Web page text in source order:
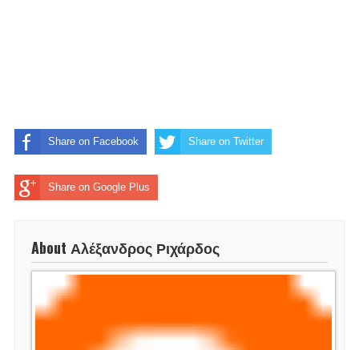
Share on Facebook Share on Twitter
Share on Google Plus
About Αλέξανδρος Ριχάρδος